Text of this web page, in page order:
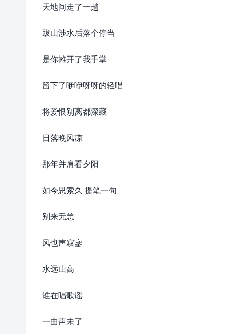
天地间走了一趟
跋山涉水后落个停当
是你摊开了我手掌
留下了咿咿呀呀的轻唱
将爱恨别离都深藏
日落晚风凉
那年并肩看夕阳
如今思索久 提笔一句
别来无恙
风也声寂寥
水远山高
谁在唱歌谣
一曲声未了